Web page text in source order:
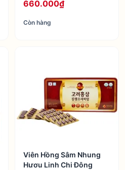
660.000₫
Còn hàng
Viên Hồng Sâm Nhung
Hươu Linh Chi Đông